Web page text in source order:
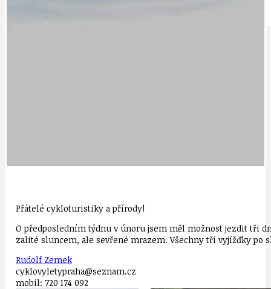
Přátelé cykloturistiky a přírody!
O předposledním týdnu v únoru jsem měl možnost jezdit tři
zalité sluncem, ale sevřené mrazem. Všechny tři vyjížďky po
Rudolf Zemek
cyklovyletypraha@seznam.cz
mobil: 720 174 092